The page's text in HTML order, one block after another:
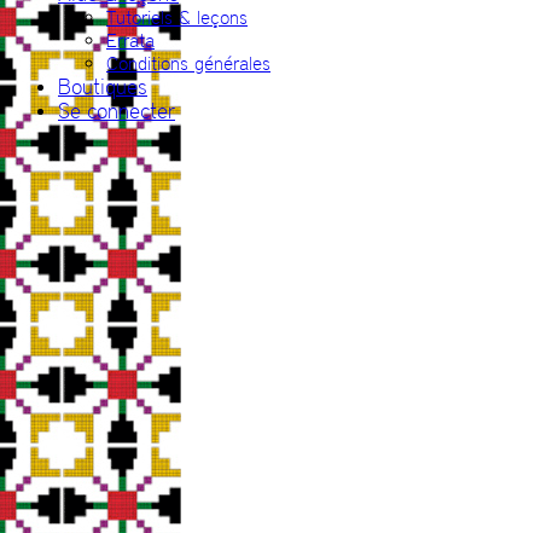
Tutoriels & leçons
Errata
Conditions générales
Boutiques
Se connecter